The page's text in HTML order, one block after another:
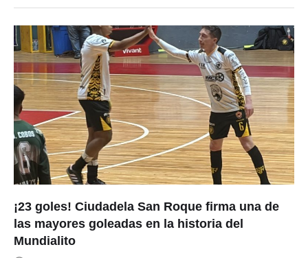
¡23 goles! Ciudadela San Roque firma una de
las mayores goleadas en la historia del
Mundialito